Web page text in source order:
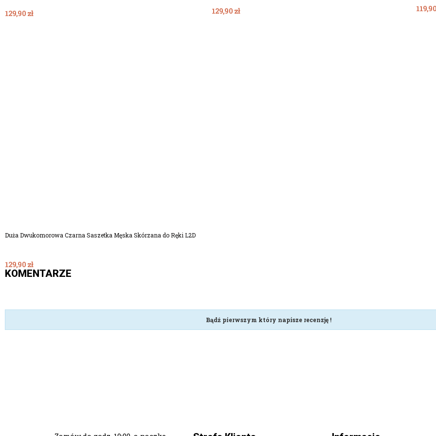
129,90 zł 129,90 zł
Duża Dwukomorowa Czarna Saszetka Męska Skórzana do Ręki L2D
129,90 zł
KOMENTARZE
Bądź pierwszym który napisze recenzję !